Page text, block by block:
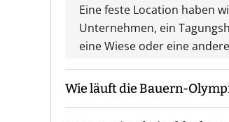
Eine feste Location haben
Unternehmen, ein
eine Wiese oder eine
Wie läuft die Bauern-